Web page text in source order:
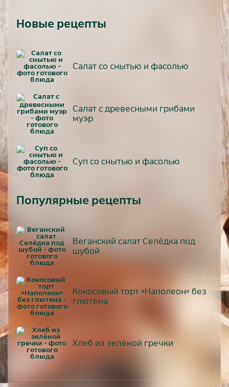
Новые рецепты
Салат со снытью и фасолью
Салат с древесными грибами
муэр
Суп со снытью и фасолью
Популярные рецепты
Веганский салат Селёдка под
шубой
Кокосовый торт «Наполеон» без
глютена
Хлеб из зелёной гречки